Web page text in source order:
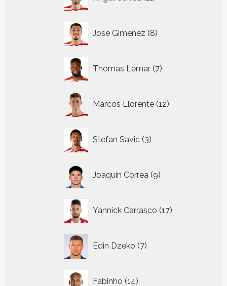
producten
Jose Gimenez 8
producten
Thomas Lemar 7
producten
Marcos Llorente 12
producten
Stefan Savic 3
producten
Joaquin Correa 9
producten
Yannick Carrasco 17
producten
Edin Dzeko 7
producten
Fabinho 14